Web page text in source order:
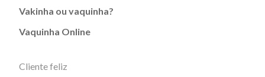
Vakinha ou vaquinha?
Vaquinha Online
Cliente feliz